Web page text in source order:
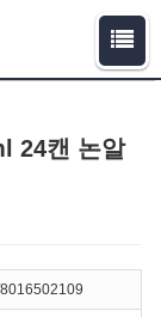
24캔 논알